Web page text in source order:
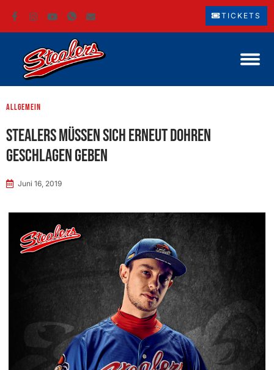
TICKETS
Allgemein
Stealers müssen sich erneut Dohren
geschlagen geben
Juni 16, 2019